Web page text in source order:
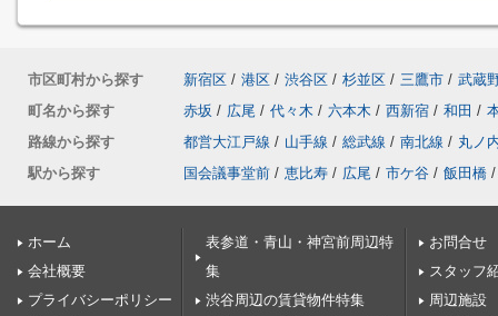
市区町村から探す 新宿区 / 港区 / 渋谷区 / 杉並区 / 三鷹市 / 武蔵
町名から探す
赤坂 / 広尾 / 代々木 / 六本木 / 西新宿 / 和田 /
路線から探す
都営大江戸線 / 山手線 / 総武線 / 南北線 / 丸ノ
駅から探す
国会議事堂前 / 恵比寿 / 広尾 / 市ケ谷 / 飯田橋 /
ホーム
会社概要
プライバシーポリシー
表参道・青山・神宮前周辺特
集
渋谷周辺の賃貸物件特集
お問合せ
スタッフ
周辺施設